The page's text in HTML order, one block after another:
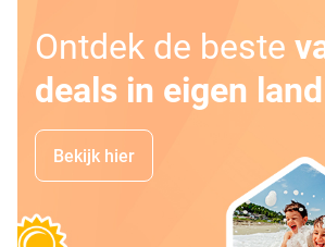
Ontdek de beste
deals in eigen land
Bekijk hier